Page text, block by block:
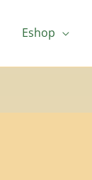
Eshop